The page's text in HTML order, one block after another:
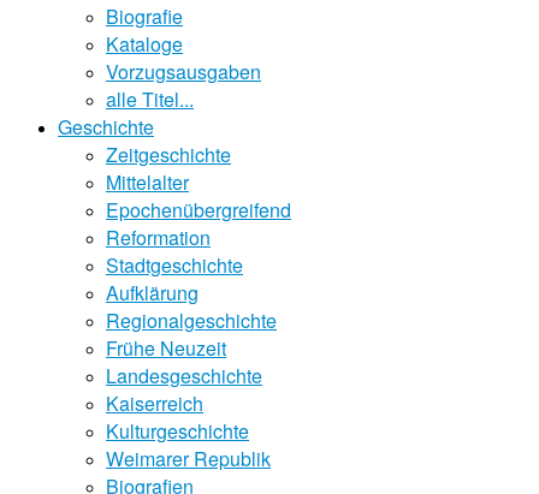
Biografie
Kataloge
Vorzugsausgaben
alle Titel...
Geschichte
Zeitgeschichte
Mittelalter
Epochenübergreifend
Reformation
Stadtgeschichte
Aufklärung
Regionalgeschichte
Frühe Neuzeit
Landesgeschichte
Kaiserreich
Kulturgeschichte
Weimarer Republik
Biografien